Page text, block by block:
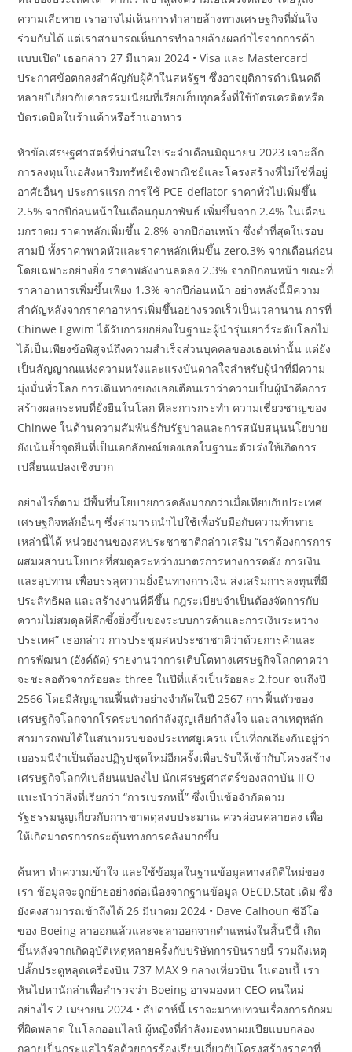
ความเสียหาย เราอาจไม่เห็นการทำลายล้างทางเศรษฐกิจที่มั่นใจ
ร่วมกันได้ แต่เราสามารถเห็นการทำลายล้างผลกำไรจากการค้า
แบบเปิด” เธอกล่าว 27 มีนาคม 2024 • Visa และ Mastercard
ประกาศข้อตกลงสำคัญกับผู้ค้าในสหรัฐฯ ซึ่งอาจยุติการดำเนินคดี
หลายปีเกี่ยวกับค่าธรรมเนียมที่เรียกเก็บทุกครั้งที่ใช้บัตรเครดิตหรือ
บัตรเดบิตในร้านค้าหรือร้านอาหาร
หัวข้อเศรษฐศาสตร์ที่น่าสนใจประจำเดือนมิถุนายน 2023 เจาะลึก
การลงทุนในอสังหาริมทรัพย์เชิงพาณิชย์และโครงสร้างที่ไม่ใช่ที่อยู่
อาศัยอื่นๆ ประการแรก การใช้ PCE-deflator ราคาทั่วไปเพิ่มขึ้น
2.5% จากปีก่อนหน้าในเดือนกุมภาพันธ์ เพิ่มขึ้นจาก 2.4% ในเดือน
มกราคม ราคาหลักเพิ่มขึ้น 2.8% จากปีก่อนหน้า ซึ่งต่ำที่สุดในรอบ
สามปี ทั้งราคาพาดหัวและราคาหลักเพิ่มขึ้น zero.3% จากเดือนก่อน
โดยเฉพาะอย่างยิ่ง ราคาพลังงานลดลง 2.3% จากปีก่อนหน้า ขณะที่
ราคาอาหารเพิ่มขึ้นเพียง 1.3% จากปีก่อนหน้า อย่างหลังนี้มีความ
สำคัญหลังจากราคาอาหารเพิ่มขึ้นอย่างรวดเร็วเป็นเวลานาน การที่
Chinwe Egwim ได้รับการยกย่องในฐานะผู้นำรุ่นเยาว์ระดับโลกไม่
ได้เป็นเพียงข้อพิสูจน์ถึงความสำเร็จส่วนบุคคลของเธอเท่านั้น แต่ยัง
เป็นสัญญาณแห่งความหวังและแรงบันดาลใจสำหรับผู้นำที่มีความ
มุ่งมั่นทั่วโลก การเดินทางของเธอเตือนเราว่าความเป็นผู้นำคือการ
สร้างผลกระทบที่ยั่งยืนในโลก ทีละการกระทำ ความเชี่ยวชาญของ
Chinwe ในด้านความสัมพันธ์กับรัฐบาลและการสนับสนุนนโยบาย
ยังเน้นย้ำจุดยืนที่เป็นเอกลักษณ์ของเธอในฐานะตัวเร่งให้เกิดการ
เปลี่ยนแปลงเชิงบวก
อย่างไรก็ตาม มีพื้นที่นโยบายการคลังมากกว่าเมื่อเทียบกับประเทศ
เศรษฐกิจหลักอื่นๆ ซึ่งสามารถนำไปใช้เพื่อรับมือกับความท้าทาย
เหล่านี้ได้ หน่วยงานของสหประชาชาติกล่าวเสริม “เราต้องการการ
ผสมผสานนโยบายที่สมดุลระหว่างมาตรการทางการคลัง การเงิน
และอุปทาน เพื่อบรรลุความยั่งยืนทางการเงิน ส่งเสริมการลงทุนที่มี
ประสิทธิผล และสร้างงานที่ดีขึ้น กฎระเบียบจำเป็นต้องจัดการกับ
ความไม่สมดุลที่ลึกซึ้งยิ่งขึ้นของระบบการค้าและการเงินระหว่าง
ประเทศ” เธอกล่าว การประชุมสหประชาชาติว่าด้วยการค้าและ
การพัฒนา (อังค์ถัด) รายงานว่าการเติบโตทางเศรษฐกิจโลกคาดว่า
จะชะลอตัวจากร้อยละ three ในปีที่แล้วเป็นร้อยละ 2.four จนถึงปี
2566 โดยมีสัญญาณฟื้นตัวอย่างจำกัดในปี 2567 การฟื้นตัวของ
เศรษฐกิจโลกจากโรคระบาดกำลังสูญเสียกำลังใจ และสาเหตุหลัก
สามารถพบได้ในสนามรบของประเทศยูเครน เป็นที่ถกเถียงกันอยู่ว่า
เยอรมนีจำเป็นต้องปฏิรูปชุดใหม่อีกครั้งเพื่อปรับให้เข้ากับโครงสร้าง
เศรษฐกิจโลกที่เปลี่ยนแปลงไป นักเศรษฐศาสตร์ของสถาบัน IFO
แนะนำว่าสิ่งที่เรียกว่า “การเบรกหนี้” ซึ่งเป็นข้อจำกัดตาม
รัฐธรรมนูญเกี่ยวกับการขาดดุลงบประมาณ ควรผ่อนคลายลง เพื่อ
ให้เกิดมาตรการกระตุ้นทางการคลังมากขึ้น
ค้นหา ทำความเข้าใจ และใช้ข้อมูลในฐานข้อมูลทางสถิติใหม่ของ
เรา ข้อมูลจะถูกย้ายอย่างต่อเนื่องจากฐานข้อมูล OECD.Stat เดิม ซึ่ง
ยังคงสามารถเข้าถึงได้ 26 มีนาคม 2024 • Dave Calhoun ซีอีโอ
ของ Boeing ลาออกแล้วและจะลาออกจากตำแหน่งในสิ้นปีนี้ เกิด
ขึ้นหลังจากเกิดอุบัติเหตุหลายครั้งกับบริษัทการบินรายนี้ รวมถึงเหตุ
ปลั๊กประตูหลุดเครื่องบิน 737 MAX 9 กลางเที่ยวบิน ในตอนนี้ เรา
หันไปหานักล่าเพื่อสำรวจว่า Boeing อาจมองหา CEO คนใหม่
อย่างไร 2 เมษายน 2024 • สัปดาห์นี้ เราจะมาทบทวนเรื่องการถักผม
ที่ผิดพลาด ในโลกออนไลน์ ผู้หญิงที่กำลังมองหาผมเปียแบบกล่อง
กลายเป็นกระแสไวรัลด้วยการร้องเรียนเกี่ยวกับโครงสร้างราคาที่